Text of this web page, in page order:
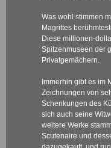
Was wohl stimmen
Magrittes
Diese millionen-
Spitzenmuseen der
Privatgemächern.
Immerhin gibt es im
Zeichnungen von
Schenkungen des
sich auch seine
weitere Werke
Scutenaire und